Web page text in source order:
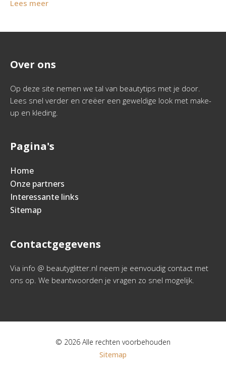
Lees meer
Over ons
Op deze site nemen we tal van beautytips met je door.
Lees snel verder en creëer een geweldige look met make-
up en kleding.
Pagina's
Home
Onze partners
Interessante links
Sitemap
Contactgegevens
Via info @ beautyglitter.nl neem je eenvoudig contact met
ons op. We beantwoorden je vragen zo snel mogelijk.
© 2026 Alle rechten voorbehouden
Sitemap